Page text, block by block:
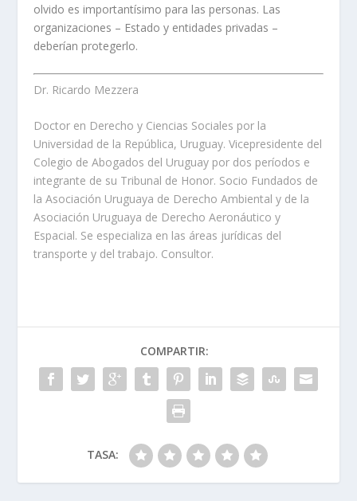
olvido es importantísimo para las personas. Las
organizaciones – Estado y entidades privadas –
deberían protegerlo.
Dr. Ricardo Mezzera
Doctor en Derecho y Ciencias Sociales por la
Universidad de la República, Uruguay. Vicepresidente del
Colegio de Abogados del Uruguay por dos períodos e
integrante de su Tribunal de Honor. Socio Fundados de
la Asociación Uruguaya de Derecho Ambiental y de la
Asociación Uruguaya de Derecho Aeronáutico y
Espacial. Se especializa en las áreas jurídicas del
transporte y del trabajo. Consultor.
COMPARTIR:
TASA: